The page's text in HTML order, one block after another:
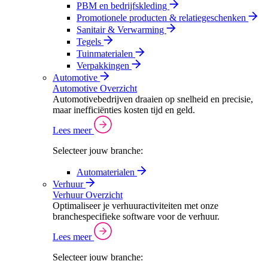
PBM en bedrijfskleding
Promotionele producten & relatiegeschenken
Sanitair & Verwarming
Tegels
Tuinmaterialen
Verpakkingen
Automotive
Automotive Overzicht
Automotivebedrijven draaien op snelheid en precisie,
maar inefficiënties kosten tijd en geld.
Lees meer
Selecteer jouw branche:
Automaterialen
Verhuur
Verhuur Overzicht
Optimaliseer je verhuuractiviteiten met onze
branchespecifieke software voor de verhuur.
Lees meer
Selecteer jouw branche: